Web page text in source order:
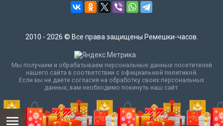
2010 - 2026 © Все права защищены Ремешки-часов.
Мы получаем и обрабатываем персональные данные посетителей
нашего сайта в соответствии с официальной политикой.
Если вы не даете согласия на обработку своих персональных
данных, вам необходимо покинуть наш сайт.